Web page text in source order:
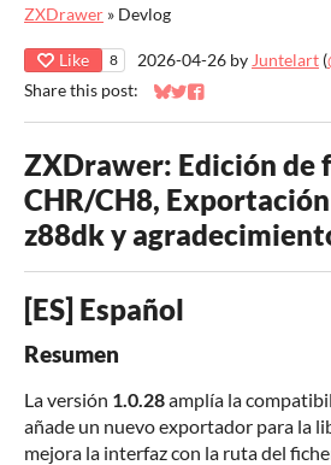
ZXDrawer » Devlog
Like 8 2026-04-26 by Juntelart (
Share this post:
Share on Bluesky
Share on Twitter
Share on Facebook
ZXDrawer: Edición de
CHR/CH8,
z88dk y
[ES] Español
Resumen
La versión 1.0.28amplía la
añade un nuevo exportador para la
mejora la interfaz con la ruta del